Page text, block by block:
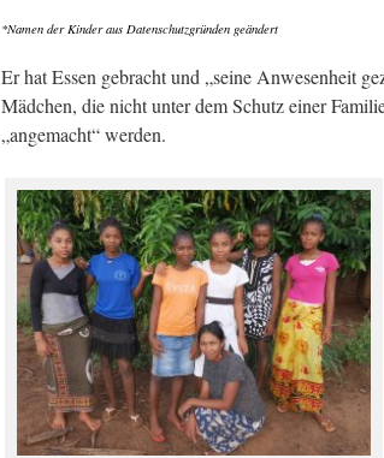
*Namen der Kinder aus Datenschutzgründen geändert
Er hat Essen gebracht und „seine Anwesenheit
Mädchen, die nicht unter dem Schutz einer
„angemacht“ werden.